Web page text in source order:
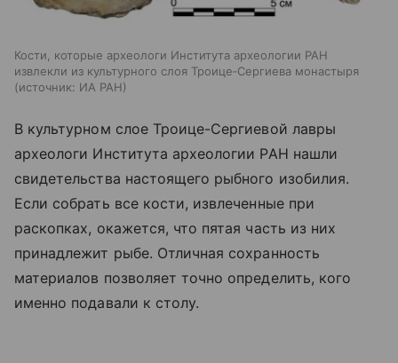
Кости, которые археологи Института археологии РАН
извлекли из культурного слоя Троице‑Сергиева монастыря
источник: ИА РАН
В культурном слое Троице-Сергиевой лавры
археологи Института археологии РАН нашли
свидетельства настоящего рыбного изобилия.
Если собрать все кости, извлеченные при
раскопках, окажется, что пятая часть из них
принадлежит рыбе. Отличная сохранность
материалов позволяет точно определить, кого
именно подавали к столу.